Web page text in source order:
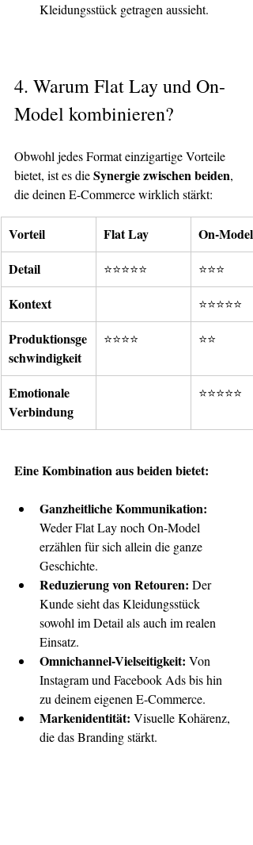
Kleidungsstück getragen aussieht.
4. Warum Flat Lay und On-
Model kombinieren?
Obwohl jedes Format einzigartige Vorteile
bietet, ist es die Synergie zwischen beiden,
die deinen E-Commerce wirklich stärkt:
Vorteil Flat Lay
On-Model
Detail
⭐⭐⭐⭐⭐ ⭐⭐⭐
Kontext ⭐⭐⭐⭐⭐
Produktionsge
schwindigkeit
⭐⭐⭐⭐ ⭐⭐
Emotionale
Verbindung
⭐⭐⭐⭐⭐
Eine Kombination aus beiden bietet:
Ganzheitliche Kommunikation:
Weder Flat Lay noch On-Model
erzählen für sich allein die ganze
Geschichte.
Reduzierung von Retouren: Der
Kunde sieht das Kleidungsstück
sowohl im Detail als auch im realen
Einsatz.
Omnichannel-Vielseitigkeit: Von
Instagram und Facebook Ads bis hin
zu deinem eigenen E-Commerce.
Markenidentität: Visuelle Kohärenz,
die das Branding stärkt.